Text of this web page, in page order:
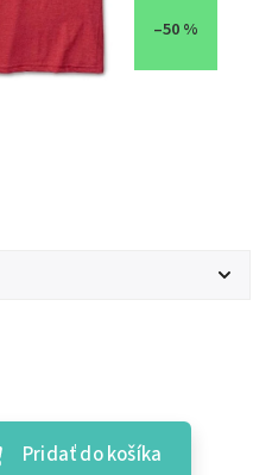
–50 %
Pridať do košíka